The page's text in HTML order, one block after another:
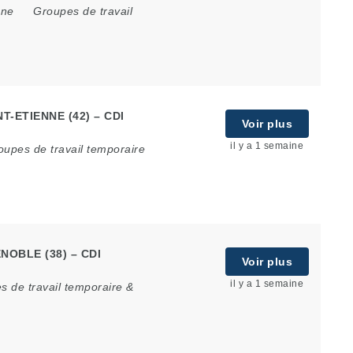
Groupes de travail
ETIENNE (42) – CDI
de travail temporaire
Voir plus
il y a 1 semaine
(38) – CDI
de travail temporaire &
Voir plus
il y a 1 semaine